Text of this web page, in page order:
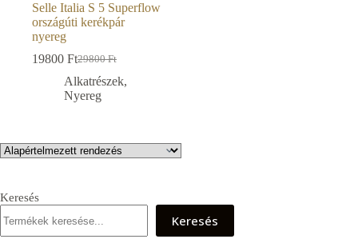
Selle Italia S 5 Superflow
országúti kerékpár
nyereg
29800Ft
Original
price
was:
19800 FtCurrent
price
is:
Alkatrészek,
Nyereg
Keresés
Keresés